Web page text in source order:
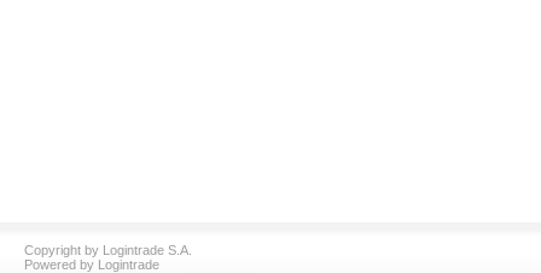
Copyright by Logintrade S.A.
Powered by Logintrade